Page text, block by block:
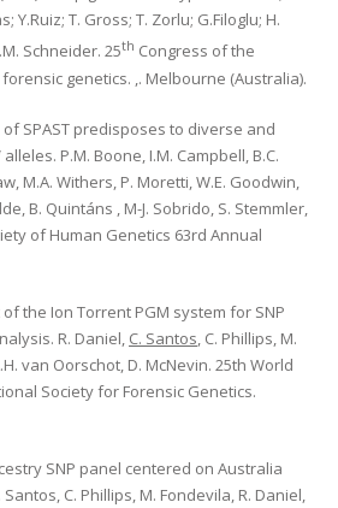
Y.Ruiz; T. Gross; T. Zorlu; G.Filoglu; H.
Schneider. 25th Congress of the
genetics. ,. Melbourne (Australia).
SPAST predisposes to diverse and
P.M. Boone, I.M. Campbell, B.C.
M.A. Withers, P. Moretti, W.E. Goodwin,
B. Quintáns , M-J. Sobrido, S. Stemmler,
of Human Genetics 63rd Annual
the Ion Torrent PGM system for SNP
R. Daniel, C. Santos, C. Phillips, M.
van Oorschot, D. McNevin. 25th World
Society for Forensic Genetics.
SNP panel centered on Australia
C. Phillips, M. Fondevila, R. Daniel,